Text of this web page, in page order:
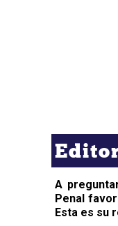
A
Penal
Esta es su